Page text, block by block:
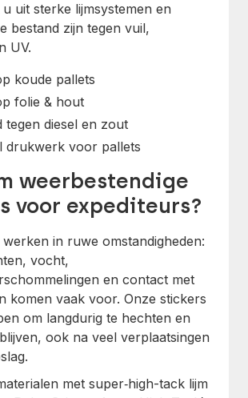
u uit sterke lijmsystemen en
bestand zijn tegen vuil,
UV.
koude pallets
folie & hout
tegen diesel en zout
drukwerk voor pallets
weerbestendige
voor expediteurs?
werken in ruwe omstandigheden:
vocht,
en contact met
komen vaak voor. Onze stickers
om langdurig te hechten en
ook na veel verplaatsingen
met super‑high-tack lijm